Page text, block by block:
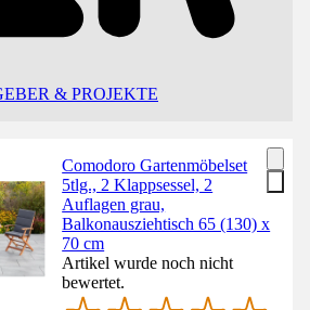
& PROJEKTE
Comodoro Gartenmöbelset
5tlg., 2 Klappsessel, 2
Auflagen grau,
Balkonausziehtisch 65 (130) x
70 cm
Artikel wurde noch nicht
bewertet.